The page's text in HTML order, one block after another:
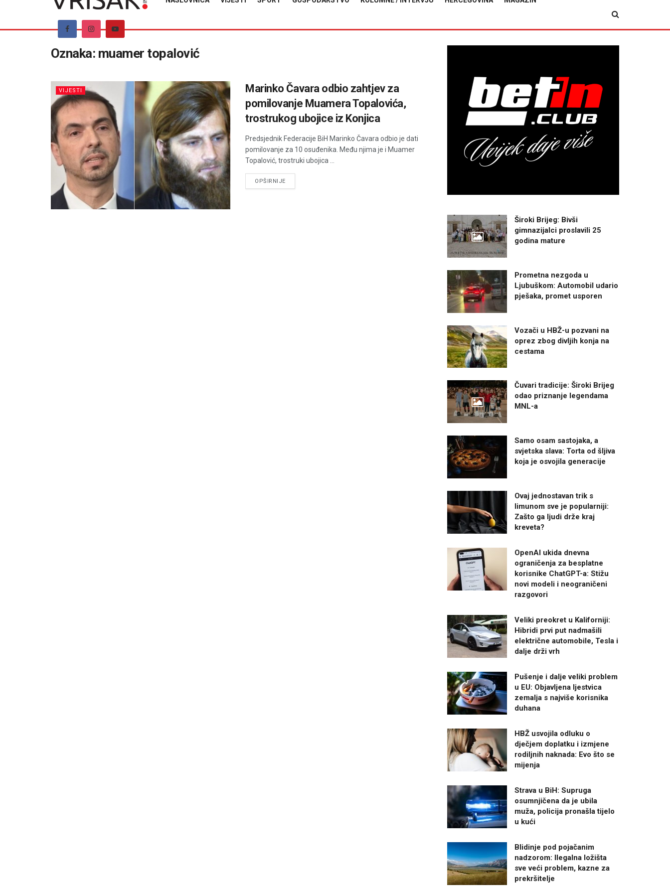
Oznaka: muamer topalović
VIJESTI
Marinko Čavara odbio zahtjev za
pomilovanje Muamera Topalovića,
trostrukog ubojice iz Konjica
Predsjednik Federacije BiH Marinko Čavara odbio je dati
pomilovanje za 10 osuđenika. Među njima je i Muamer
Topalović, trostruki ubojica ...
OPŠIRNIJEDETAILS
Široki Brijeg: Bivši
gimnazijalci proslavili 25
godina mature
Prometna nezgoda u
Ljubuškom: Automobil udario
pješaka, promet usporen
Vozači u HBŽ-u pozvani na
oprez zbog divljih konja na
cestama
Čuvari tradicije: Široki Brijeg
odao priznanje legendama
MNL-a
Samo osam sastojaka, a
svjetska slava: Torta od šljiva
koja je osvojila generacije
Ovaj jednostavan trik s
limunom sve je popularniji:
Zašto ga ljudi drže kraj
kreveta?
OpenAI ukida dnevna
ograničenja za besplatne
korisnike ChatGPT-a: Stižu
novi modeli i neograničeni
razgovori
Veliki preokret u Kaliforniji:
Hibridi prvi put nadmašili
električne automobile, Tesla i
dalje drži vrh
Pušenje i dalje veliki problem
u EU: Objavljena ljestvica
zemalja s najviše korisnika
duhana
HBŽ usvojila odluku o
dječjem doplatku i izmjene
rodiljnih naknada: Evo što se
mijenja
Strava u BiH: Supruga
osumnjičena da je ubila
muža, policija pronašla tijelo
u kući
Blidinje pod pojačanim
nadzorom: Ilegalna ložišta
sve veći problem, kazne za
prekršitelje